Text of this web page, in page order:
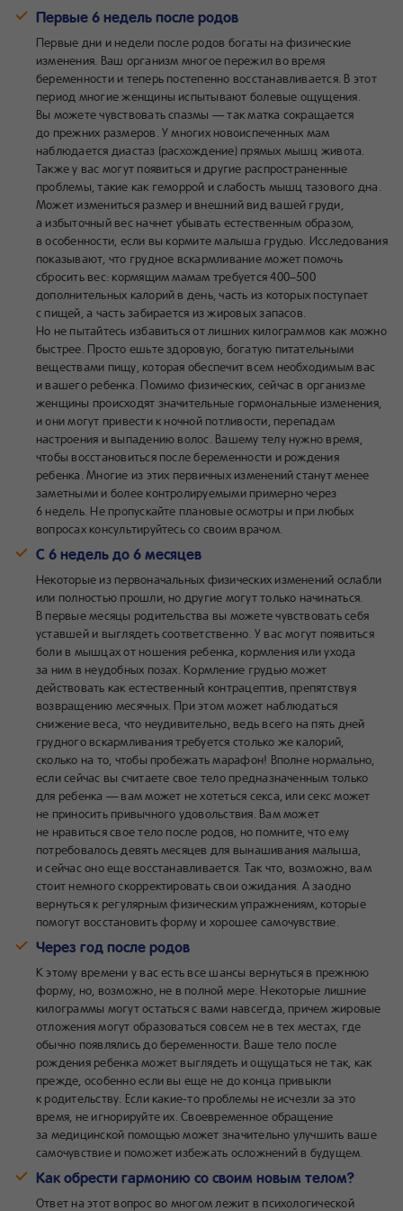
Первые 6 недель после родов
Первые дни и недели после родов богаты на физические
изменения. Ваш организм многое пережил во время
беременности и теперь постепенно восстанавливается. В этот
период многие женщины испытывают болевые ощущения.
Вы можете чувствовать спазмы — так матка сокращается
до прежних размеров. У многих новоиспеченных мам
наблюдается диастаз (расхождение) прямых мышц живота.
Также у вас могут появиться и другие распространенные
проблемы, такие как геморрой и слабость мышц тазового дна.
Может измениться размер и внешний вид вашей груди,
а избыточный вес начнет убывать естественным образом,
в особенности, если вы кормите малыша грудью. Исследования
показывают, что грудное вскармливание может помочь
сбросить вес: кормящим мамам требуется 400–500
дополнительных калорий в день, часть из которых поступает
с пищей, а часть забирается из жировых запасов.
Но не пытайтесь избавиться от лишних килограммов как можно
быстрее. Просто ешьте здоровую, богатую питательными
веществами пищу, которая обеспечит всем необходимым вас
и вашего ребенка. Помимо физических, сейчас в организме
женщины происходят значительные гормональные изменения,
и они могут привести к ночной потливости, перепадам
настроения и выпадению волос. Вашему телу нужно время,
чтобы восстановиться после беременности и рождения
ребенка. Многие из этих первичных изменений станут менее
заметными и более контролируемыми примерно через
6 недель. Не пропускайте плановые осмотры и при любых
вопросах консультируйтесь со своим врачом.
С 6 недель до 6 месяцев
Некоторые из первоначальных физических изменений ослабли
или полностью прошли, но другие могут только начинаться.
В первые месяцы родительства вы можете чувствовать себя
уставшей и выглядеть соответственно. У вас могут появиться
боли в мышцах от ношения ребенка, кормления или ухода
за ним в неудобных позах. Кормление грудью может
действовать как естественный контрацептив, препятствуя
возвращению месячных. При этом может наблюдаться
снижение веса, что неудивительно, ведь всего на пять дней
грудного вскармливания требуется столько же калорий,
сколько на то, чтобы пробежать марафон! Вполне нормально,
если сейчас вы считаете свое тело предназначенным только
для ребенка — вам может не хотеться секса, или секс может
не приносить привычного удовольствия. Вам может
не нравиться свое тело после родов, но помните, что ему
потребовалось девять месяцев для вынашивания малыша,
и сейчас оно еще восстанавливается. Так что, возможно, вам
стоит немного скорректировать свои ожидания. А заодно
вернуться к регулярным физическим упражнениям, которые
помогут восстановить форму и хорошее самочувствие.
Через год после родов
К этому времени у вас есть все шансы вернуться в прежнюю
форму, но, возможно, не в полной мере. Некоторые лишние
килограммы могут остаться с вами навсегда, причем жировые
отложения могут образоваться совсем не в тех местах, где
обычно появлялись до беременности. Ваше тело после
рождения ребенка может выглядеть и ощущаться не так, как
прежде, особенно если вы еще не до конца привыкли
к родительству. Если какие-то проблемы не исчезли за это
время, не игнорируйте их. Своевременное обращение
за медицинской помощью может значительно улучшить ваше
самочувствие и поможет избежать осложнений в будущем.
Как обрести гармонию со своим новым телом?
Ответ на этот вопрос во многом лежит в психологической